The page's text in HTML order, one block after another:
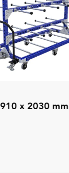
x 2030 mm